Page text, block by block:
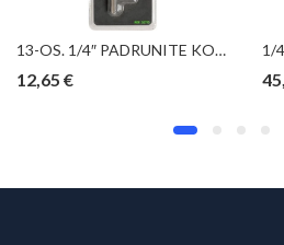
13-OS. 1/4″ PADRUNITE KOMPLEKT 4-14MM, SIINIL JBM
12,65 €